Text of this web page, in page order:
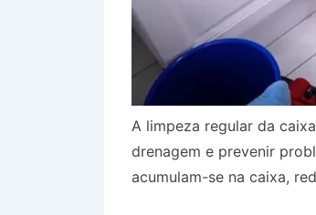
A limpeza regular da
drenagem e prevenir
acumulam-se na caixa,